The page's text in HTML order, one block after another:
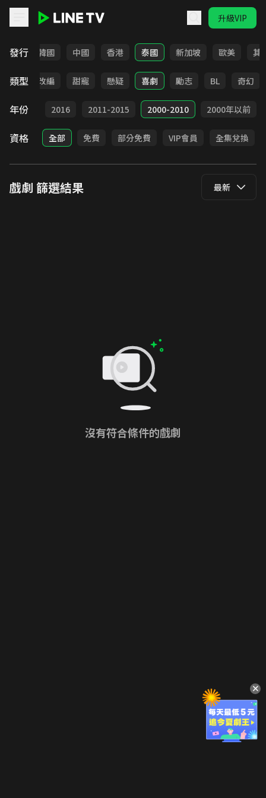
升級VIP
發行
日本 韓國 中國 香港 泰國 新加坡 歐美 其
類型
都會 改編 甜寵 懸疑 喜劇 勵志 BL 奇幻
年份
2017 2016 2011-2015 2000-2010 2000年以前
資格 全部 免費 部分免費 VIP會員 全集兌換
戲劇 篩選結果 最新
沒有符合條件的戲劇